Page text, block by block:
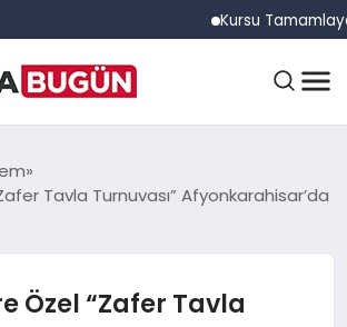
Kursu Tamamlayan
Tavla Turnuvası” Afyonkarahisar’da
Özel “Zafer Tavla